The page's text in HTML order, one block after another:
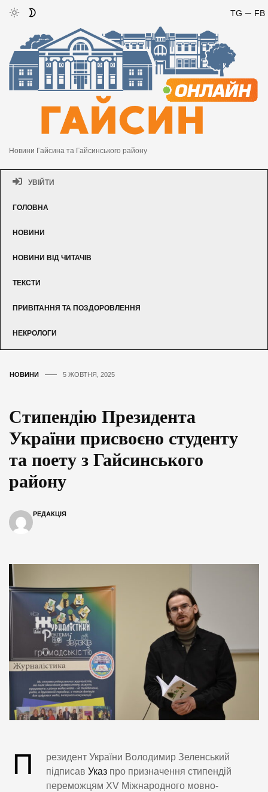
FB
TG
Новини Гайсина та Гайсинського району
УВІЙТИ
ГОЛОВНА
НОВИНИ
НОВИНИ ВІД ЧИТАЧІВ
ТЕКСТИ
ПРИВІТАННЯ ТА ПОЗДОРОВЛЕННЯ
НЕКРОЛОГИ
НОВИНИ 5 ЖОВТНЯ, 2025
Стипендію Президента
України присвоєно студенту
та поету з Гайсинського
району
РЕДАКЦІЯ
П
резидент України Володимир Зеленський
підписав Указ про призначення стипендій
переможцям ХV Міжнародного мовно-